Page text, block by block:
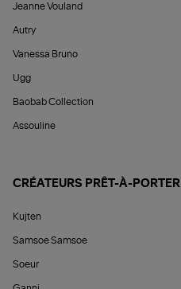
Jeanne Vouland
Autry
Vanessa Bruno
Ugg
Baobab Collection
Assouline
CRÉATEURS PRÊT-À-PORTER
Kujten
Samsoe Samsoe
Soeur